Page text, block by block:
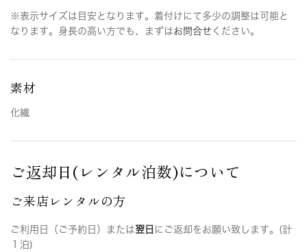
※表示サイズは目安となります。着付けにて多少の調整は可能と
なります。身長の高い方でも、まずはお問合せ ください。
素材
化繊
ご返却日(レンタル泊数)について
ご来店レンタルの方
ご利用日（ご予約日）または翌日 にご返却をお願い致します。(計
１泊)